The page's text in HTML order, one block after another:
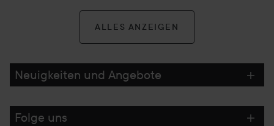
ALLES ANZEIGEN
Neuigkeiten und Angebote
Folge uns